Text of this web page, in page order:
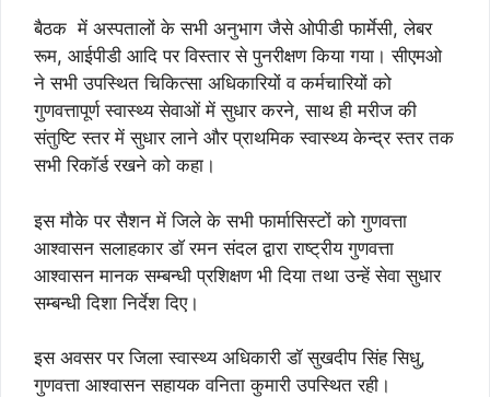
बैठक में अस्पतालों के सभी अनुभाग जैसे ओपीडी फार्मेसी, लेबर
रूम, आईपीडी आदि पर विस्तार से पुनरीक्षण किया गया। सीएमओ
ने सभी उपस्थित चिकित्सा अधिकारियों व कर्मचारियों को
गुणवत्तापूर्ण स्वास्थ्य सेवाओं में सुधार करने, साथ ही मरीज की
संतुष्टि स्तर में सुधार लाने और प्राथमिक स्वास्थ्य केन्द्र स्तर तक
सभी रिकॉर्ड रखने को कहा।
इस मौके पर सैशन में जिले के सभी फार्मासिस्टों को गुणवत्ता
आश्वासन सलाहकार डाॅ रमन संदल द्वारा राष्ट्रीय गुणवत्ता
आश्वासन मानक सम्बन्धी प्रशिक्षण भी दिया तथा उन्हें सेवा सुधार
सम्बन्धी दिशा निर्देश दिए।
इस अवसर पर जिला स्वास्थ्य अधिकारी डॉ सुखदीप सिंह सिधु,
गुणवत्ता आश्वासन सहायक वनिता कुमारी उपस्थित रही।